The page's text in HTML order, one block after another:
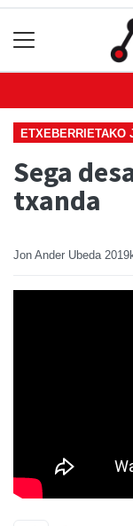
ETXEBERRIETAKO
Sega
txanda
Jon Ander Ubeda